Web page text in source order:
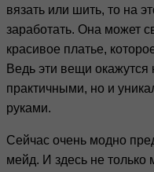
вязать или шить, то на
заработать. Она может
красивое платье,
Ведь эти вещи
практичными, но и
руками.
Сейчас очень модно
мейд. И здесь не только